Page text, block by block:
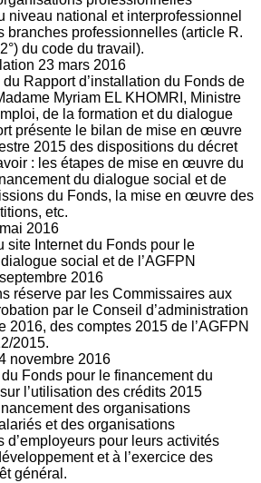
niveau national et interprofessionnel
branches professionnelles (article R.
du code du travail).
23 mars 2016
Rapport d’installation du Fonds de
Myriam EL KHOMRI, Ministre
de la formation et du dialogue
présente le bilan de mise en œuvre
2015 des dispositions du décret
: les étapes de mise en œuvre du
du dialogue social et de
du Fonds, la mise en œuvre des
etc.
mai 2016
site Internet du Fonds pour le
social et de l’AGFPN
septembre 2016
réserve par les Commissaires aux
par le Conseil d’administration
2016, des comptes 2015 de l’AGFPN
2015.
novembre 2016
Fonds pour le financement du
l’utilisation des crédits 2015
des organisations
et des organisations
d’employeurs pour leurs activités
et à l’exercice des
général.